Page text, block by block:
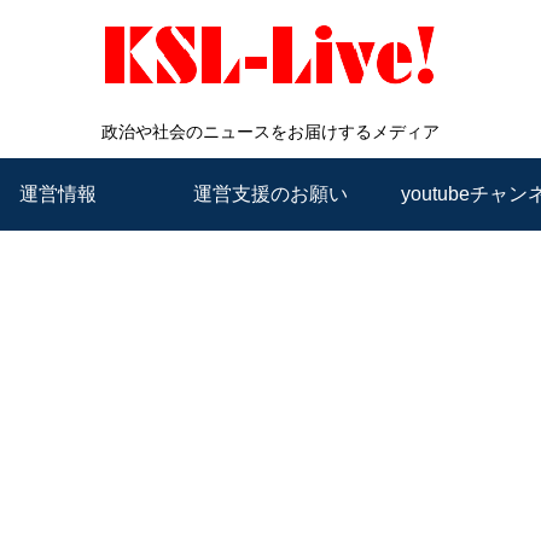
政治や社会のニュースをお届けするメディア
運営情報 運営支援のお願い youtubeチャン